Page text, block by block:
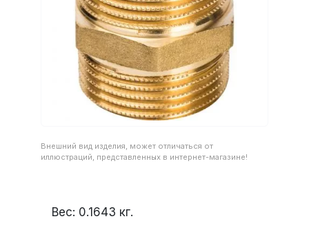
Внешний вид изделия, может отличаться от
иллюстраций, представленных в интернет-магазине!
Вес: 0.1643 кг.